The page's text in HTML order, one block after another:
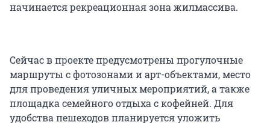
начинается рекреационная зона жилмассива.
Сейчас в проекте предусмотрены прогулочные
маршруты с фотозонами и арт-объектами, место
для проведения уличных мероприятий, а также
площадка семейного отдыха с кофейней. Для
удобства пешеходов планируется уложить